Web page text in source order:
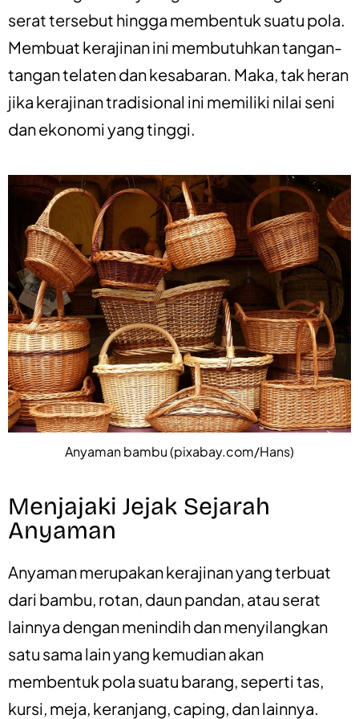
serat tersebut hingga membentuk suatu pola.
Membuat kerajinan ini membutuhkan tangan-
tangan telaten dan kesabaran. Maka, tak heran
jika kerajinan tradisional ini memiliki nilai seni
dan ekonomi yang tinggi.
Anyaman bambu (pixabay.com/Hans)
Menjajaki Jejak Sejarah
Anyaman
Anyaman merupakan kerajinan yang terbuat
dari bambu, rotan, daun pandan, atau serat
lainnya dengan menindih dan menyilangkan
satu sama lain yang kemudian akan
membentuk pola suatu barang, seperti tas,
kursi, meja, keranjang, caping, dan lainnya.